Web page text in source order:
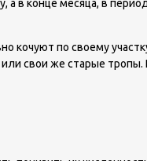
в конце месяца, в
по своему
свои же старые